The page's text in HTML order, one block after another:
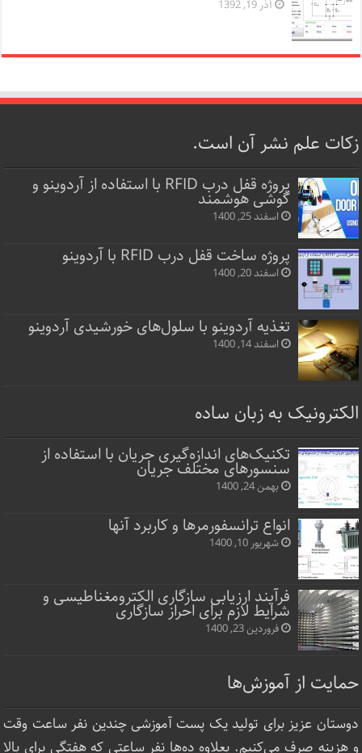
آذر 19, 1392
زکات علم نشر آن است.
پروژه قفل‌ درب RFID با استفاده از آردوینو و
گوشی هوشمند
اسفند 25, 1400
پروژه ساخت قفل‌ درب RFID با آردوینو
اسفند 20, 1400
تغذیه آردوینو با سلول‌های خورشیدی آردوینو
اسفند 14, 1400
الکترونیک به زبان ساده
تکنیک‌های اندازه‌گیری جریان با استفاده از
سنسورهای مختلف جریان
بهمن 24, 1400
انواع ترانسفورمرها و کاربرد آنها
شهریور 10, 1400
فرآیند ارزیابی سازگاری الکترومغناطیسی و
شرایط لازم برای احراز سازگاری
فروردین 23, 1400
حمایت از آموزش‌ها
دوستان عزیز برای تولید یک پست آموزشی چندین نفر ساعت‌ وقت
و هزینه صرف می‌کنیم. بعلاوه ده‌ها نفر ساعتی که هفتگی برای بالا